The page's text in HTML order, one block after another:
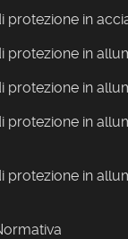
protezione in
protezione in
protezione in
protezione in
protezione in